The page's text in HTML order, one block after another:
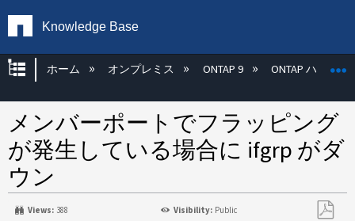
Knowledge Base
グローバル階層を展開/折りたたむ
ホーム オンプレミス ONTAP 9 ONTAP ハード
メンバーポートでフラッピング
が発生している場合に ifgrp がダ
ウン
Views: 388 Visibility: Public